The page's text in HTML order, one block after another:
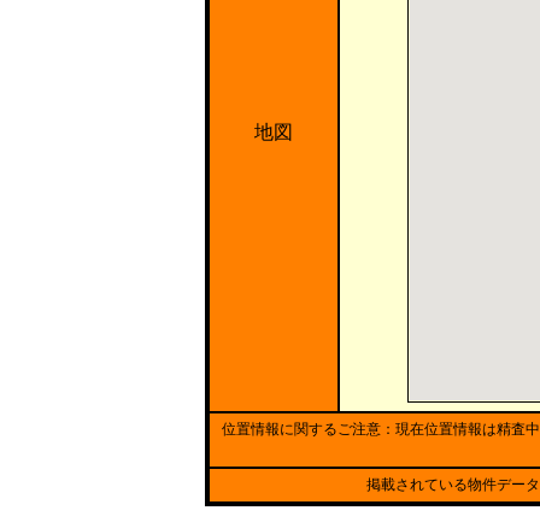
地図
位置情報に関するご注意：現在位置情報は精査
掲載されている物件デー